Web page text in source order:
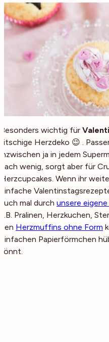
Besonders wichtig für
kitschige Herzdeko 😉 .
inzwischen ja in jedem
nach wenig, sorgt aber für
Herzcupcakes. Wenn ihr
einfache
auch mal durch unsere
z.B. Pralinen, Herzkuchen,
den Herzmuffins ohne Form
einfachen Papierförmchen
könnt.